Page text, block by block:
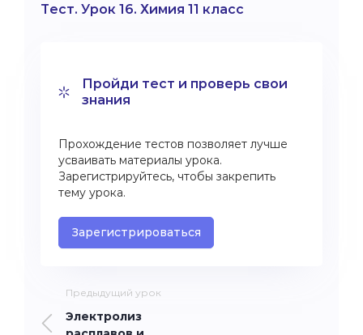
Тест. Урок 16. Химия 11 класс
Пройди тест и проверь свои
знания
Прохождение тестов позволяет лучше
усваивать материалы урока.
Зарегистрируйтесь, чтобы закрепить
тему урока.
Зарегистрироваться
Предыдущий урок
Электролиз